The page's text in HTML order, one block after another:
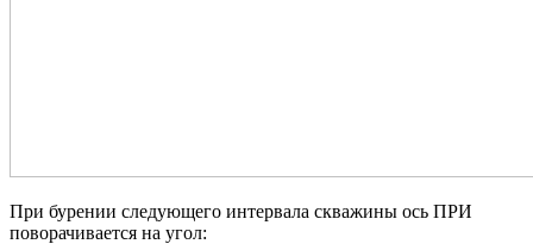
При бурении следующего интервала скважины ось ПРИ
поворачивается на угол: